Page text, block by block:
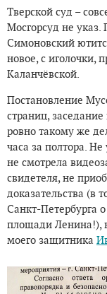
Тверской суд –
Мосгорсуд не
Симоновский
новое, с иголочки,
Каланчёвской.
Постановление
страниц,
ровно такому же
часа за полтора.
не смотрела
свидетеля, не
доказательства (в
Санкт-Петербурга
площади Ленина!),
моего защитника